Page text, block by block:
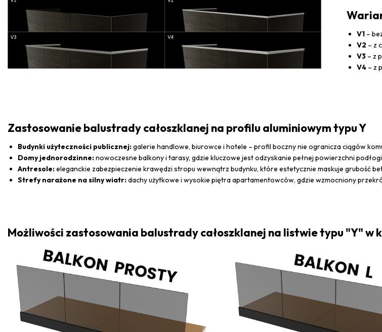
V1 –
V2 – z
V3 – z
V4 – z
Zastosowanie balustrady całoszklanej na profilu aluminiowym typu Y
Budynki użyteczności publicznej:galerie handlowe, biurowce i hotele – profil boczny nie ogranicza ciągów
Domy jednorodzinne:nowoczesne balkony i tarasy, gdzie kluczowe jest odzyskanie pełnej powierzchni
Antresole:eleganckie zabezpieczenie krawędzi stropu wewnątrz budynku, które estetycznie maskuje grubość
Strefy narażone na silny wiatr:dachy użytkowe i wysokie piętra apartamentowców, gdzie wzmocniony
Możliwości zastosowania balustrady całoszklanej na listwie typu "Y" w